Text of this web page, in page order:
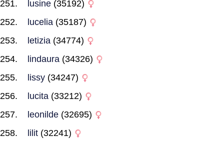
lusine (35192)
lucelia (35187)
letizia (34774)
lindaura (34326)
lissy (34247)
lucita (33212)
leonilde (32695)
lilit (32241)